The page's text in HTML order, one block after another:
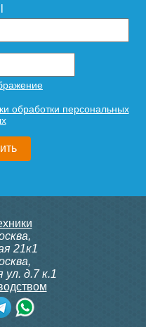
обработки персональных
,
21к1
,
ул. д.7 к.1